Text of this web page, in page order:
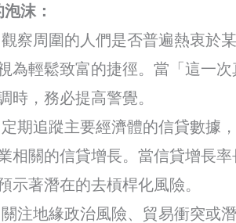
沫：
觀察周圍的人們是否普遍熱衷於
為輕鬆致富的捷徑。當「這一次
時，務必提高警覺。
定期追蹤主要經濟體的信貸數據
相關的信貸增長。當信貸增長
示著潛在的去槓桿化風險。
關注地緣政治風險、貿易衝突或